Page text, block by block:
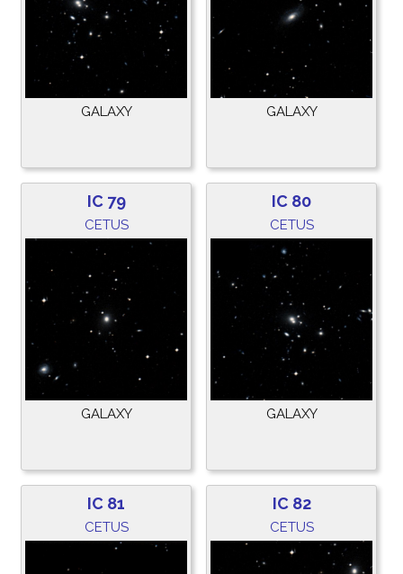
GALAXY GALAXY
IC 79
CETUS
GALAXY
IC 80
CETUS
GALAXY
IC 81
CETUS
IC 82
CETUS